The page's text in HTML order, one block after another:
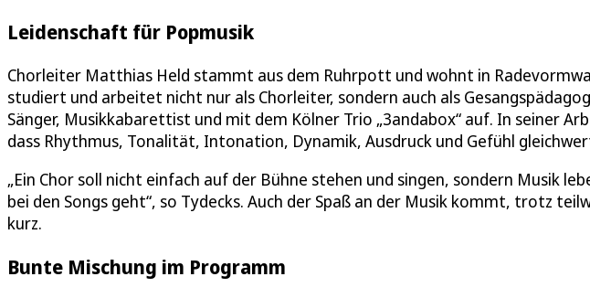
Leidenschaft für Popmusik
Chorleiter Matthias Held stammt aus dem Ruhrpott und wohnt in
studiert und arbeitet nicht nur als Chorleiter, sondern auch als
Sänger, Musikkabarettist und mit dem Kölner Trio „3andabox“ auf. In seiner
dass Rhythmus, Tonalität, Intonation, Dynamik, Ausdruck und Gefühl
„Ein Chor soll nicht einfach auf der Bühne stehen und singen, sondern Musik
bei den Songs geht“, so Tydecks. Auch der Spaß an der Musik kommt, trotz
kurz.
Bunte Mischung im Programm